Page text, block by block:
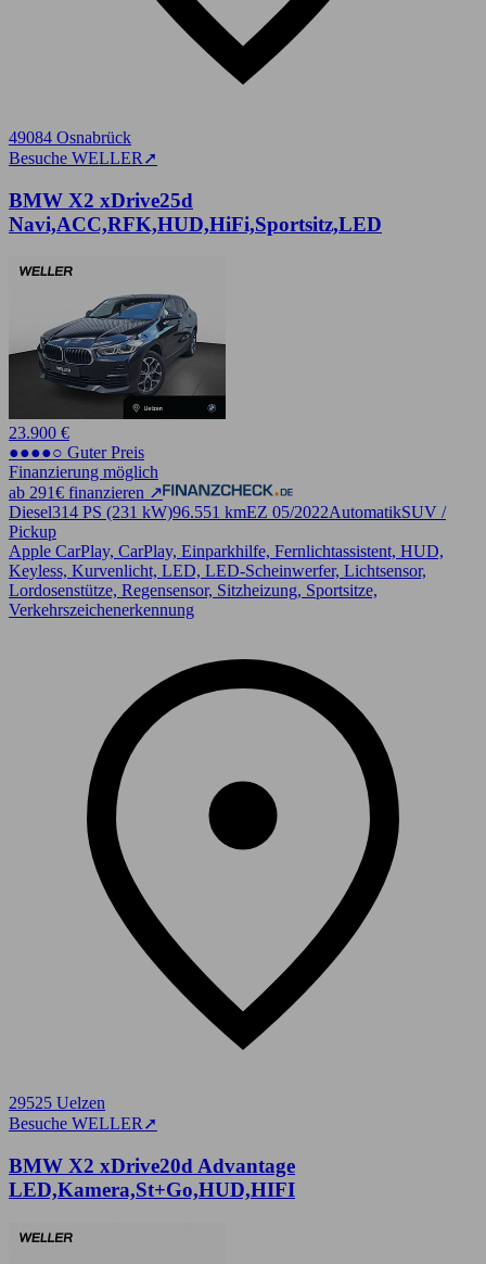
49084 Osnabrück
Besuche WELLER ➚
BMW X2 xDrive25d
Navi,ACC,RFK,HUD,HiFi,Sportsitz,LED
23.900 €
●●●●○ Guter Preis
Finanzierung möglich
ab 291€ finanzieren ↗
Diesel314 PS (231 kW)96.551 kmEZ 05/2022AutomatikSUV /
Pickup
Apple CarPlay, CarPlay, Einparkhilfe, Fernlichtassistent, HUD,
Keyless, Kurvenlicht, LED, LED-Scheinwerfer, Lichtsensor,
Lordosenstütze, Regensensor, Sitzheizung, Sportsitze,
Verkehrszeichenerkennung
29525 Uelzen
Besuche WELLER ➚
BMW X2 xDrive20d Advantage
LED,Kamera,St+Go,HUD,HIFI